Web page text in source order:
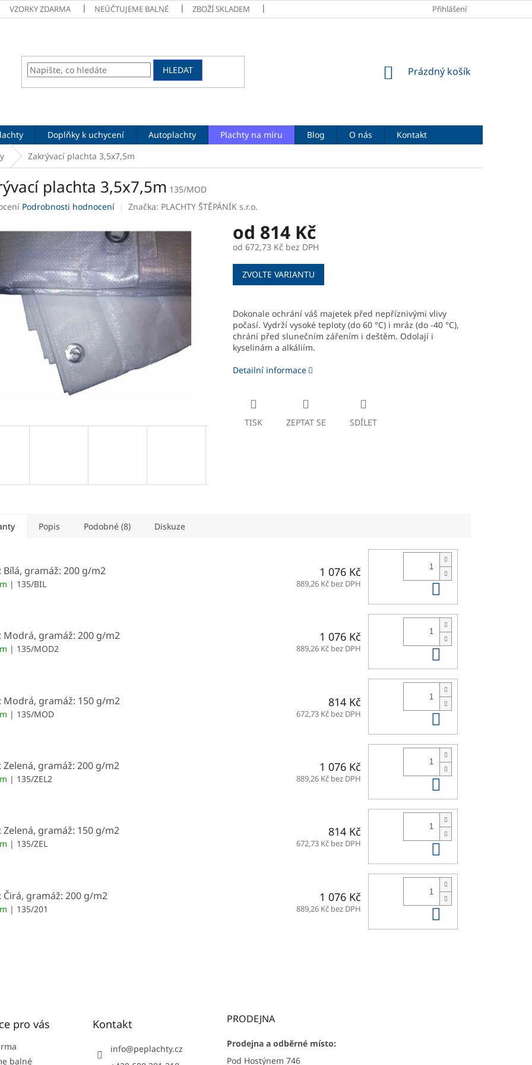
VZORKY ZDARMA NEÚČTUJEME BALNÉ ZBOŽÍ SKLADEM PODMÍNKY OCHRANY OSOBNÍCH ÚDAJŮ
Přihlášení
HLEDAT
NÁKUPNÍ
Prázdný košík
Doplňky k uchycení Autoplachty Plachty na míru Blog O nás
Kontakt
Zakrývací plachta 3,5x7,5m
plachta 3,5x7,5m 135/MOD
Podrobnosti hodnocení Značka: PLACHTY ŠTĚPÁNÍK s.r.o.
od 814 Kč
od 672,73 Kč bez DPH
Měrná
cena:
ZVOLTE VARIANTU
Dokonale ochrání váš majetek před nepříznivými vlivy
počasí. Vydrží vysoké teploty (do 60 °C) i mráz (do -40 °C),
chrání před slunečním zářením i deštěm. Odolají i
kyselinám a alkáliím.
Detailní informace
TISK ZEPTAT SE SDÍLET
Popis Podobné (8) Diskuze
Bílá, gramáž: 200 g/m2
| 135/BIL
1 076 Kč
889,26 Kč bez DPH
Modrá, gramáž: 200 g/m2
| 135/MOD2
1 076 Kč
889,26 Kč bez DPH Do košíku
Modrá, gramáž: 150 g/m2
| 135/MOD
814 Kč
672,73 Kč bez DPH
Zelená, gramáž: 200 g/m2
| 135/ZEL2
1 076 Kč
889,26 Kč bez DPH Do košíku
Zelená, gramáž: 150 g/m2
| 135/ZEL
814 Kč
672,73 Kč bez DPH Do košíku
Čirá, gramáž: 200 g/m2
| 135/201
1 076 Kč
889,26 Kč bez DPH
pro vás
balné
Kontakt
info@peplachty.cz
PRODEJNA
Prodejna a odběrné místo:
Pod Hostýnem 746